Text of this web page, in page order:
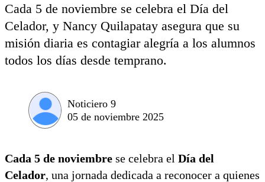
Cada 5 de noviembre se celebra el Día del
Celador, y Nancy Quilapatay asegura que su
misión diaria es contagiar alegría a los alumnos
todos los días desde temprano.
Noticiero 9
05 de noviembre 2025
Cada 5 de noviembre se celebra el Día del
Celador, una jornada dedicada a reconocer a quienes